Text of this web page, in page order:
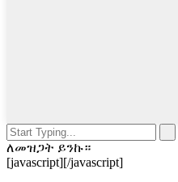
ለመዝጋት ይንኩ።
[javascript][/javascript]